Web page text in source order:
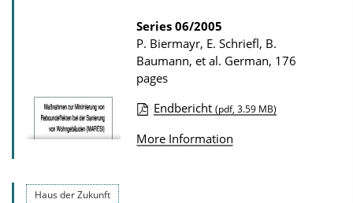
i
o
n
D
o
w
Series 06/2005
P. Biermayr, E. Schriefl, B.
Baumann, et al. German, 176
pages
u
Endbericht (pdf, 3.59 MB)
More Information
Haus der Zukunft